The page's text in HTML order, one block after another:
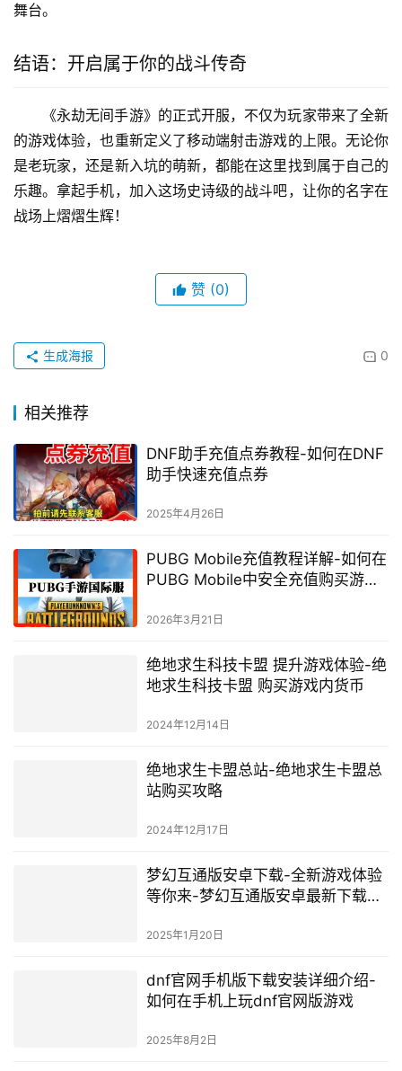
舞台。
结语：开启属于你的战斗传奇
《永劫无间手游》的正式开服，不仅为玩家带来了全新
的游戏体验，也重新定义了移动端射击游戏的上限。无论你
是老玩家，还是新入坑的萌新，都能在这里找到属于自己的
乐趣。拿起手机，加入这场史诗级的战斗吧，让你的名字在
战场上熠熠生辉！
赞 (0)
0
生成海报
相关推荐
DNF助手充值点券教程-如何在DNF
助手快速充值点券
2025年4月26日
PUBG Mobile充值教程详解-如何在
PUBG Mobile中安全充值购买游戏
2026年3月21日
绝地求生科技卡盟 提升游戏体验-绝
地求生科技卡盟 购买游戏内货币
2024年12月14日
绝地求生卡盟总站-绝地求生卡盟总
站购买攻略
2024年12月17日
梦幻互通版安卓下载-全新游戏体验
等你来-梦幻互通版安卓最新下载方
2025年1月20日
dnf官网手机版下载安装详细介绍-
如何在手机上玩dnf官网版游戏
2025年8月2日